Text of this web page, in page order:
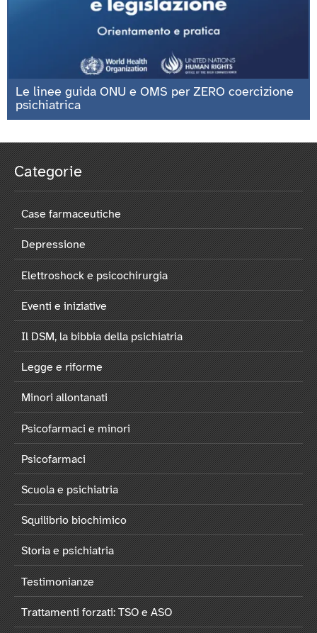
Le linee guida ONU e OMS per ZERO coercizione
psichiatrica
Categorie
Case farmaceutiche
Depressione
Elettroshock e psicochirurgia
Eventi e iniziative
Il DSM, la bibbia della psichiatria
Legge e riforme
Minori allontanati
Psicofarmaci e minori
Psicofarmaci
Scuola e psichiatria
Squilibrio biochimico
Storia e psichiatria
Testimonianze
Trattamenti forzati: TSO e ASO